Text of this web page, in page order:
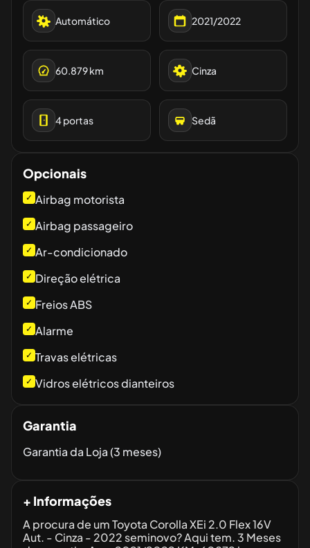
Automático 2021/2022
60.879km Cinza
4portas Sedã
Opcionais
✓ Airbag motorista
✓ Airbag passageiro
✓ Ar-condicionado
✓ Direção elétrica
✓ Freios ABS
✓ Alarme
✓ Travas elétricas
✓ Vidros elétricos dianteiros
Garantia
Garantia da Loja (3 meses)
+ Informações
A procura de um Toyota Corolla XEi 2.0 Flex 16V
Aut. - Cinza - 2022 seminovo? Aqui tem. 3 Meses